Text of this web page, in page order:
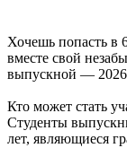
Хочешь попасть в
вместе свой
выпускной —
Кто может стать
Студенты
лет, являющиеся